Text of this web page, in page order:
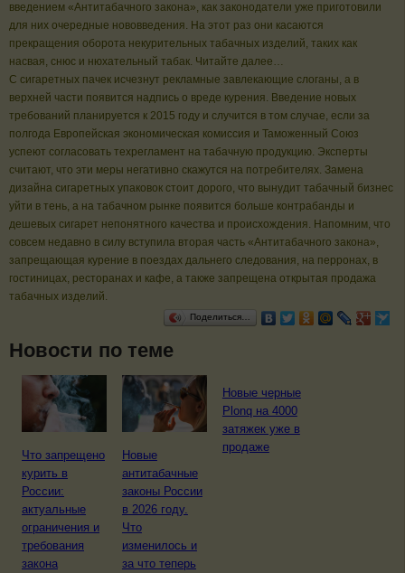
введением «Антитабачного закона», как законодатели уже приготовили
для них очередные нововведения. На этот раз они касаются
прекращения оборота некурительных табачных изделий, таких как
насвая, снюс и нюхательный табак. Читайте далее…
С сигаретных пачек исчезнут рекламные завлекающие слоганы, а в
верхней части появится надпись о вреде курения. Введение новых
требований планируется к 2015 году и случится в том случае, если за
полгода Европейская экономическая комиссия и Таможенный Союз
успеют согласовать техрегламент на табачную продукцию. Эксперты
считают, что эти меры негативно скажутся на потребителях. Замена
дизайна сигаретных упаковок стоит дорого, что вынудит табачный бизнес
уйти в тень, а на табачном рынке появится больше контрабанды и
дешевых сигарет непонятного качества и происхождения. Напомним, что
совсем недавно в силу вступила вторая часть «Антитабачного закона»,
запрещающая курение в поездах дальнего следования, на перронах, в
гостиницах, ресторанах и кафе, а также запрещена открытая продажа
табачных изделий.
Поделиться…
Новости по теме
Что запрещено
курить в
России:
актуальные
ограничения и
требования
закона
Новые
антитабачные
законы России
в 2026 году.
Что
изменилось и
за что теперь
Новые черные
Plonq на 4000
затяжек уже в
продаже